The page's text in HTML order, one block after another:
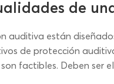
de
auditiva están
de protección
factibles. Deben ser